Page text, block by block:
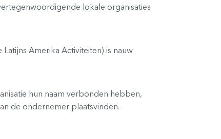
lokale organisaties
Amerika Activiteiten) is nauw
hun naam verbonden hebben,
de ondernemer plaatsvinden.